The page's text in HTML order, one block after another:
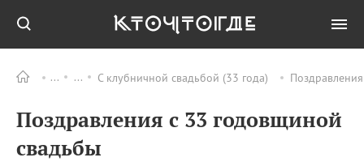
С клубничной свадьбой (33 года)
Поздравления с 33 годовщиной
свадьбы
ПРАЗДНИКИ Все
09.08
День памяти жертв
атомной